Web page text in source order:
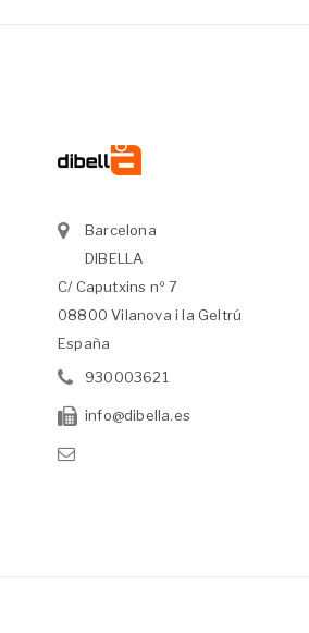
Barcelona
DIBELLA
C/ Caputxins nº 7
08800 Vilanova i la Geltrú
España
930003621
info@dibella.es